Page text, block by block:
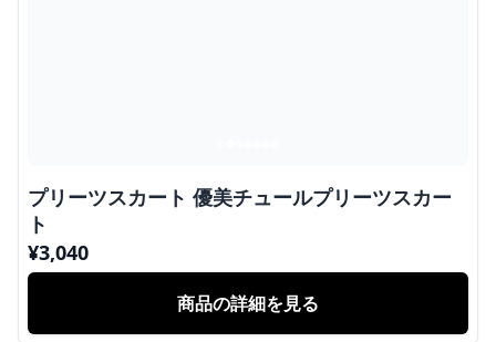
プリーツスカート 優美チュールプリーツスカー
ト
¥3,040
商品の詳細を見る